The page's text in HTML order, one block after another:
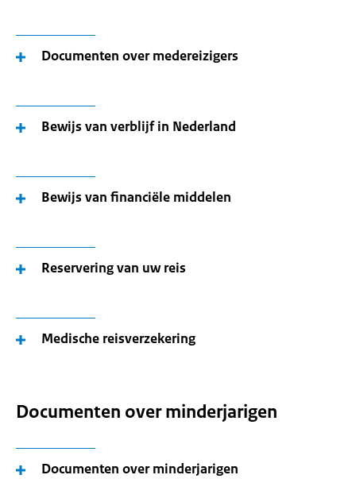
Documenten over medereizigers
Bewijs van verblijf in Nederland
Bewijs van financiële middelen
Reservering van uw reis
Medische reisverzekering
Documenten over minderjarigen
Documenten over minderjarigen